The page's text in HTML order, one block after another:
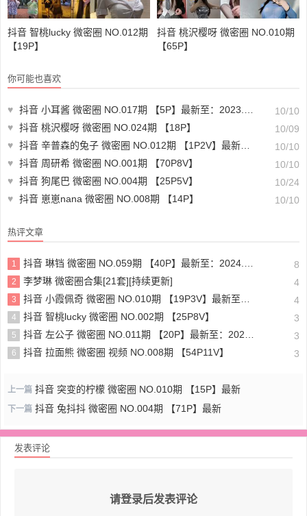
抖音 智桃lucky 微密圈 NO.012期
【19P】
抖音 桃沢樱呀 微密圈 NO.010期
【65P】
你可能也喜欢
♥ 抖音 小耳酱 微密圈 NO.017期 【5P】最新至：2023.8.21
10/10
♥ 抖音 桃沢樱呀 微密圈 NO.024期 【18P】
10/09
♥ 抖音 辛普森的兔子 微密圈 NO.012期 【1P2V】最新至：2023.6.6
10/10
♥ 抖音 周研希 微密圈 NO.001期 【70P8V】
10/10
♥ 抖音 狗尾巴 微密圈 NO.004期 【25P5V】
10/24
♥ 抖音 崽崽nana 微密圈 NO.008期 【14P】 10/10
热评文章
1 抖音 琳铛 微密圈 NO.059期 【40P】最新至：2024.1.10 8
2 李梦琳 微密圈合集[21套][持续更新] 4
3 抖音 小霞佩奇 微密圈 NO.010期 【19P3V】最新至：2025.5.26 4
4 抖音 智桃lucky 微密圈 NO.002期 【25P8V】 3
5 抖音 左公子 微密圈 NO.011期 【20P】最新至：2024.5.13 3
6 抖音 拉面熊 微密圈 视频 NO.008期 【54P11V】 3
上一篇 抖音 突变的柠檬 微密圈 NO.010期 【15P】最新
下一篇 抖音 兔抖抖 微密圈 NO.004期 【71P】最新
发表评论
请登录后发表评论